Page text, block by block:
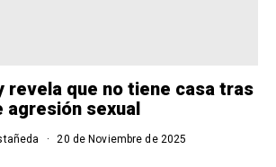
revela que no tiene casa tras
agresión sexual
20 de Noviembre de 2025